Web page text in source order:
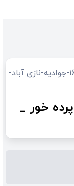
اجاره، آپارتمان در تهران، تهران ، منطقه16-جوادیه-نازی آباد-
پرده خور _